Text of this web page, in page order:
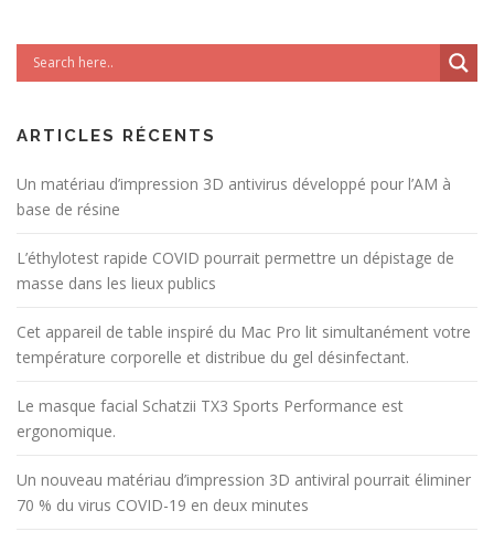
ARTICLES RÉCENTS
Un matériau d’impression 3D antivirus développé pour l’AM à
base de résine
L’éthylotest rapide COVID pourrait permettre un dépistage de
masse dans les lieux publics
Cet appareil de table inspiré du Mac Pro lit simultanément votre
température corporelle et distribue du gel désinfectant.
Le masque facial Schatzii TX3 Sports Performance est
ergonomique.
Un nouveau matériau d’impression 3D antiviral pourrait éliminer
70 % du virus COVID-19 en deux minutes